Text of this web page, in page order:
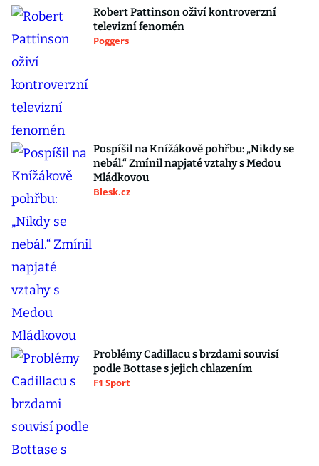
Robert Pattinson oživí kontroverzní
televizní fenomén
Poggers
Pospíšil na Knížákově pohřbu: „Nikdy se
nebál.“ Zmínil napjaté vztahy s Medou
Mládkovou
Blesk.cz
Problémy Cadillacu s brzdami souvisí
podle Bottase s jejich chlazením
F1 Sport